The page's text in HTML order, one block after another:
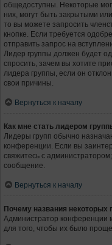
общедоступны. Некоторые
них, могут быть закрытыми
то вы можете запросить
кнопке. Если требуется
отправить запрос на
Лидер группы должен будет
спросить, зачем вы хотите
лидера группы, если он
свои причины.
Вернуться к началу
Как мне стать лидером
Лидеры групп обычно
конференции. Если вы
свяжитесь с
сообщение.
Вернуться к началу
Почему названия некоторых
Администратор конференции
для того, чтобы их было проще